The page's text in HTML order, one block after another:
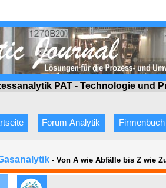
PAT - Technologie und
Forum Analytik Firmenbuch
- Von A wie Abfälle bis Z wie